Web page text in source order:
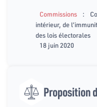
Commissions :
intérieur, de
des lois électorales
18 juin 2020
Proposition